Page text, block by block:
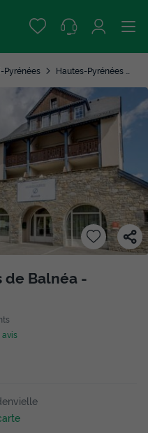
Pyrénées Hautes-Pyrénées
de Balnéa -
avis